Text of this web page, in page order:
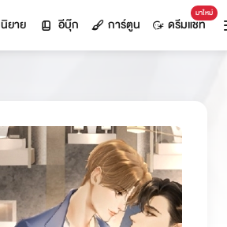
นิยาย อีบุ๊ก การ์ตูน
มาใหม่
ดรีมแชท